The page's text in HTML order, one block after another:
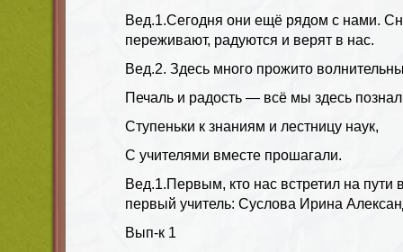
Вед.1.Сегодня они ещё рядом с нами.
переживают, радуются и верят в нас.
Вед.2. Здесь много прожито
Печаль и радость — всё мы здесь
Ступеньки к знаниям и лестницу наук,
С учителями вместе прошагали.
Вед.1.Первым, кто нас встретил на
первый учитель: Суслова Ирина
Вып-к 1